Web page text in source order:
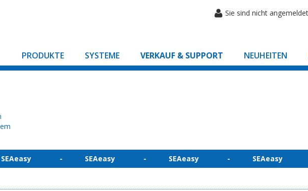
Sie sind nicht angemeldet
PRODUKTE SYSTEME VERKAUF & SUPPORT NEUHEITEN
- SEAeasy - SEAeasy - SEAeasy